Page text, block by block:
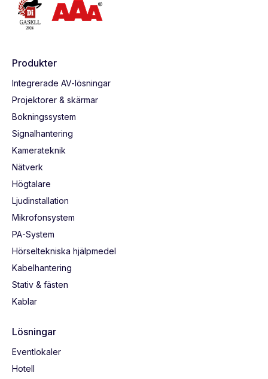
Produkter
Integrerade AV-lösningar
Projektorer & skärmar
Bokningssystem
Signalhantering
Kamerateknik
Nätverk
Högtalare
Ljudinstallation
Mikrofonsystem
PA-System
Hörseltekniska hjälpmedel
Kabelhantering
Stativ & fästen
Kablar
Lösningar
Eventlokaler
Hotell